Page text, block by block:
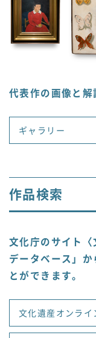
代表作の画像と解
ギャラリー
作品検索
文化庁のサイト
データベース」
とができます。
文化遺産オンライ